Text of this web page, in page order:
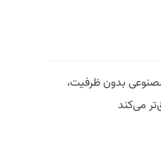
بدون ظرفیت،
می‌کند